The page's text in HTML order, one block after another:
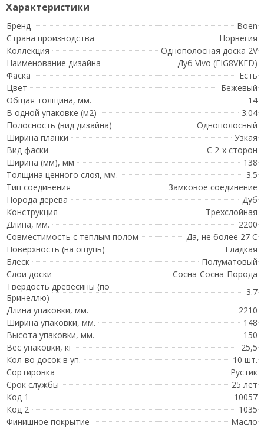
Бренд
Boen
Страна производства
Норвегия
Коллекция
Однополосная доска 2V
Наименование дизайна
Дуб Vivo (EIG8VKFD)
Фаска
Есть
Цвет
Бежевый
Общая толщина, мм.
14
В одной упаковке (м2)
3.04
Полосность (вид дизайна)
Однополосный
Ширина планки
Узкая
Вид фаски
С 2-х сторон
Ширина (мм), мм
138
Толщина ценного слоя, мм.
3.5
Тип соединения
Замковое соединение
Порода дерева
Дуб
Конструкция
Трехслойная
Длина, мм.
2200
Совместимость с теплым полом
Да, не более 27 С
Поверхность (на ощупь)
Гладкая
Блеск
Полуматовый
Слои доски
Сосна-Сосна-Порода
Твердость древесины (по
Бринеллю)
3.7
Длина упаковки, мм.
2210
Ширина упаковки, мм.
148
Высота упаковки, мм.
150
Вес упаковки, кг
25,5
Кол-во досок в уп.
10 шт.
Сортировка
Рустик
Срок службы
25 лет
Код 1
10057
Код 2
1035
Финишное покрытие
Масло